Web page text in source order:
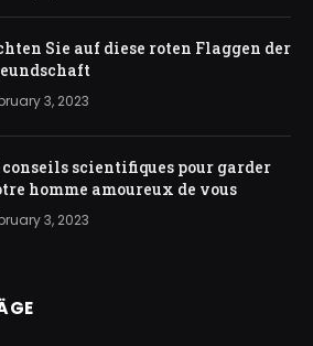
Sie auf diese roten Flaggen der
3, 2023
conseils scientifiques pour garder
homme amoureux de vous
3, 2023